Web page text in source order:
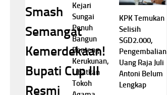
Smash
Semangat
Kemerdekaan!
Bupati Cup III
Resmi
Kejari
Sungai
Penuh
Bangun
Benteng
Kerukunan,
Libatkan
Tokoh
KPK Temukan
Selisih
SGD2.000,
Pengembalian
Uang Raja Juli
Antoni Belum
Lengkap